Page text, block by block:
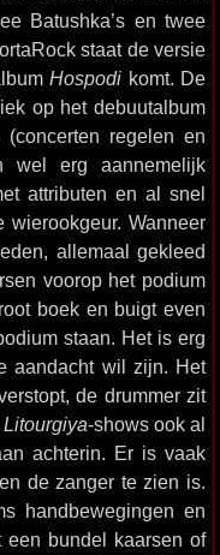
Batushka’s en twee
staat de versie
Hospodi komt. De
op het debuutalbum
regelen en
wel erg aannemelijk
attributen en al snel
Wanneer
allemaal gekleed
voorop het podium
boek en buigt even
staan. Het is erg
aandacht wil zijn. Het
de drummer zit
Litourgiya-shows ook al
achterin. Er is vaak
de zanger te zien is.
handbewegingen en
bundel kaarsen of